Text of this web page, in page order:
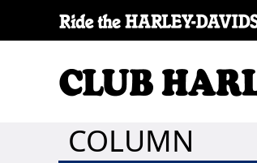
COLUMN